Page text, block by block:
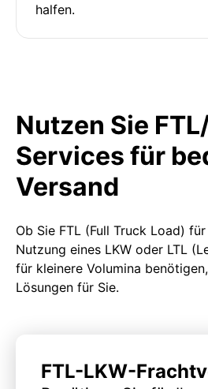
halfen.
Nutzen Sie
Services für
Versand
Ob Sie FTL (Full Truck Load)
Nutzung eines LKW oder LTL
für kleinere Volumina
Lösungen für Sie.
FTL-LKW-